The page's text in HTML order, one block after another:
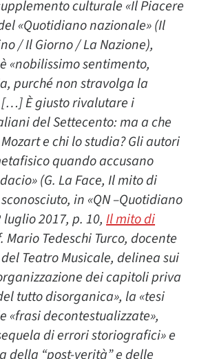
culturale «Il Piacere
«Quotidiano nazionale» (Il
/ Il Giorno / La Nazione),
«nobilissimo sentimento,
purché non stravolga la
È giusto rivalutare i
del Settecento: ma a che
e chi lo studia? Gli autori
quando accusano
(G. La Face, Il mito di
in «QN –Quotidiano
2017, p. 10, Il mito di
Mario Tedeschi Turco, docente
del Teatro Musicale, delinea sui
dei capitoli priva
tutto disorganica», la «tesi
«frasi decontestualizzate»,
di errori storiografici» e
della “post-verità” e delle